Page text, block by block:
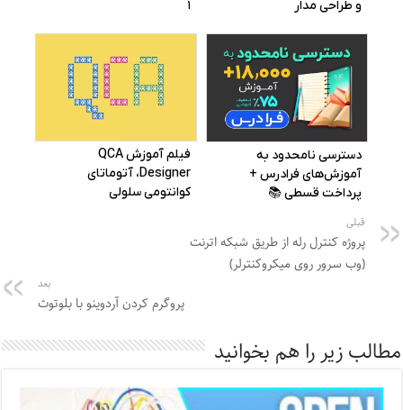
قبلی
پروژه کنترل رله از طریق شبکه اترنت
(وب سرور روی میکروکنترلر)
بعد
پروگرم کردن آردوینو با بلوتوث
مطالب زیر را هم بخوانید